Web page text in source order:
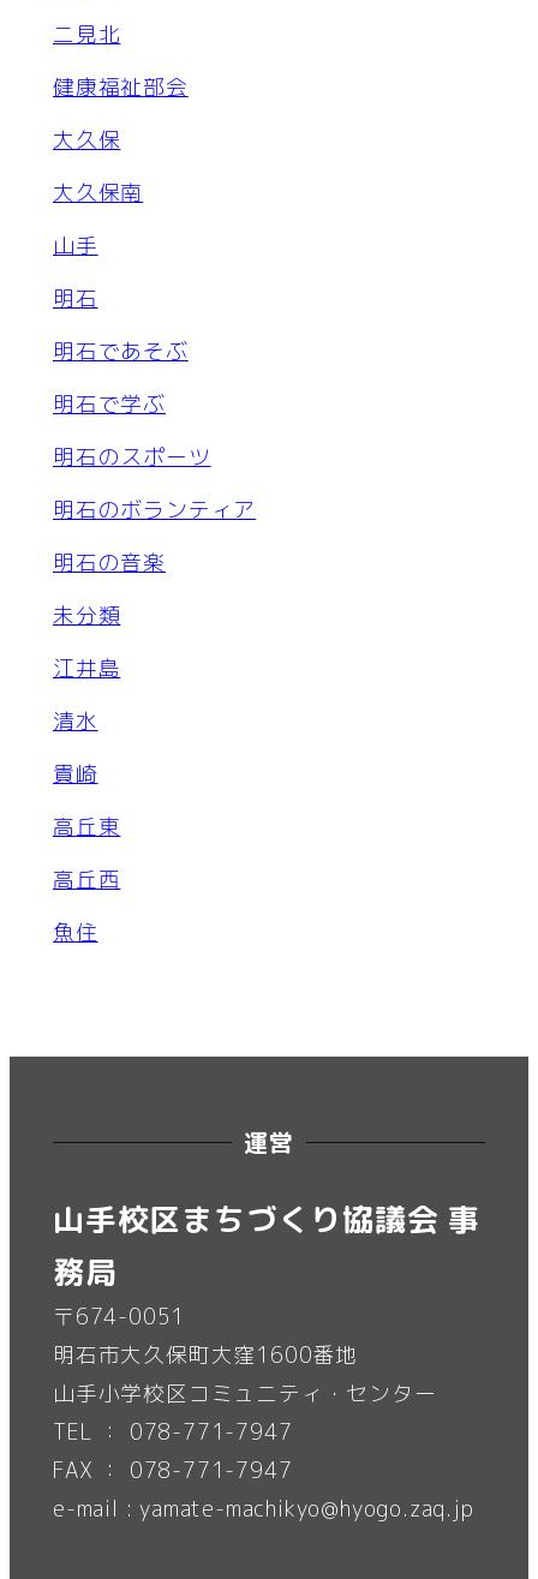
二見北
健康福祉部会
大久保
大久保南
山手
明石
明石であそぶ
明石で学ぶ
明石のスポーツ
明石のボランティア
明石の音楽
未分類
江井島
清水
貴崎
高丘東
高丘西
魚住
運営
山手校区まちづくり協議会 事
務局
〒674-0051
明石市大久保町大窪1600番地
山手小学校区コミュニティ・センター
TEL ： 078-771-7947
FAX ： 078-771-7947
e-mail : yamate-machikyo@hyogo.zaq.jp